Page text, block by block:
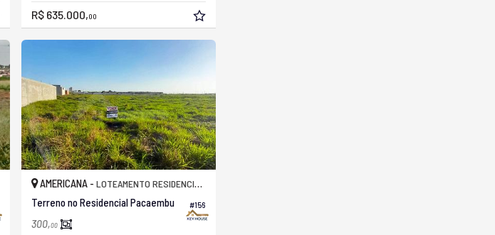
R$ 635.000,00
#156
AMERICANA - LOTEAMENTO RESIDENCIAL E COMERCIAL BAIRRO PACAEMBU
Terreno no Residencial Pacaembu
300,00